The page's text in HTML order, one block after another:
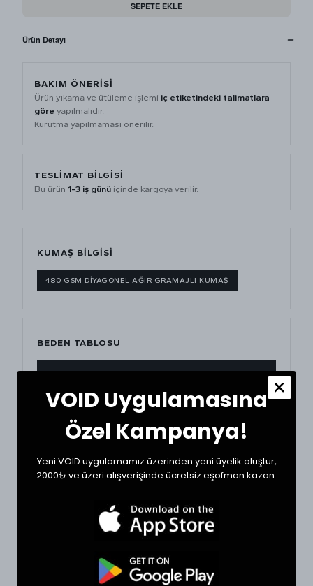
SEPETE EKLE
Ürün Detayı
BAKIM ÖNERİSİ
Ürün yıkama ve ütüleme işlemi iç etiketindeki talimatlara
göre yapılmalıdır.
Kurutma yapılmaması önerilir.
TESLİMAT BİLGİSİ
Bu ürün 1-3 iş günü içinde kargoya verilir.
KUMAŞ BİLGİSİ
480 GSM DİYAGONEL AĞIR GRAMAJLI KUMAŞ
BEDEN TABLOSU
Small 36 107
Medium 37 108
Large 38
BEDEN SEÇİMİ İPUCU
Tekstil ürünlerinde beden seçimi modellere göre
VOID Uygulamasına
Özel Kampanya!
Yeni VOID uygulamamız üzerinden yeni üyelik oluştur,
2000₺ ve üzeri alışverişinde ücretsiz eşofman kazan.